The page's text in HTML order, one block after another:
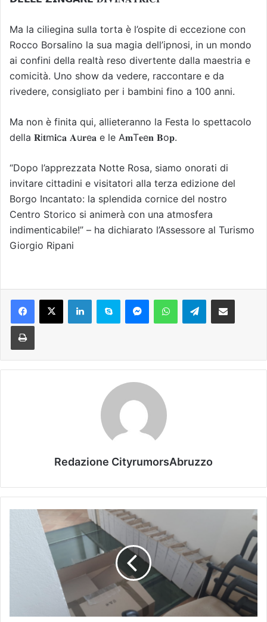
Ma la ciliegina sulla torta è l’ospite di eccezione con
Rocco Borsalino la sua magia dell’ipnosi, in un mondo
ai confini della realtà reso divertente dalla maestria e
comicità. Uno show da vedere, raccontare e da
rivedere, consigliato per i bambini fino a 100 anni.
Ma non è finita qui, allieteranno la Festa lo spettacolo
della 𝐑i𝐭m𝐢c𝐚 𝐀u𝐫e𝐚 e le A𝐦T𝐞e𝐧 𝐁o𝐩.
“Dopo l’apprezzata Notte Rosa, siamo onorati di
invitare cittadini e visitatori alla terza edizione del
Borgo Incantato: la splendida cornice del nostro
Centro Storico si animerà con una atmosfera
indimenticabile!” – ha dichiarato l’Assessore al Turismo
Giorgio Ripani
Telegram
Redazione CityrumorsAbruzzo